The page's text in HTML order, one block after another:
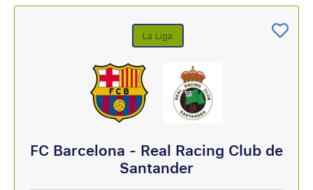
La Liga
FC Barcelona - Real Racing Club de
Santander